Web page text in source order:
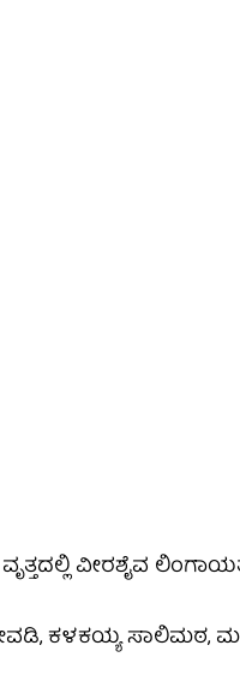
ವೀರಶೈವ
ಕಳಕಯ್ಯ ಸಾಲಿಮಠ,